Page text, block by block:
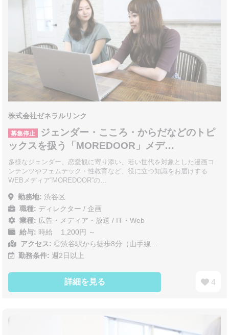
株式会社ゼネラルリンク
募集停止
ジェンダー・こころ・からだなどのトピ
ックスを扱う「MOREDOOR」メデ…
多様なジェンダー、恋愛観に寄り添い、若い世代を対象とした漫画コ
ンテンツやフェムテック・性教育など、役に立つ知識をお届けする
WEBメディア”MOREDOOR”の…
勤務地: 渋谷区
職種: ディレクター / 企画
業種: 広告・メディア・放送 / IT・Web
給与: 時給 1,200円 ～
アクセス: ◎渋谷駅から徒歩8分（山手線…
勤務条件: 週2日以上
詳細を見る 4